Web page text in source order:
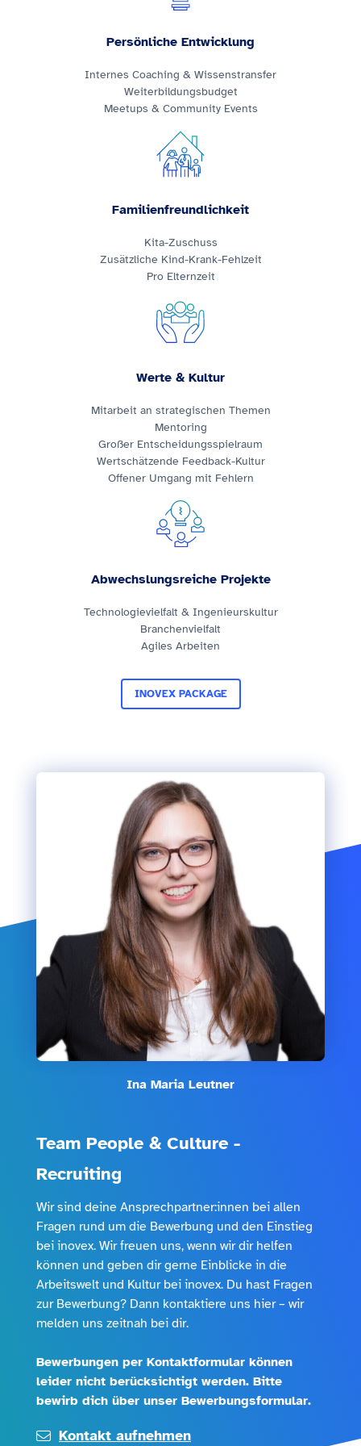
Persönliche Entwicklung
Internes Coaching & Wissenstransfer
Weiterbildungsbudget
Meetups & Community Events
Familienfreundlichkeit
Kita-Zuschuss
Zusätzliche Kind-Krank-Fehlzeit
Pro Elternzeit
Werte & Kultur
Mitarbeit an strategischen Themen
Mentoring
Großer Entscheidungsspielraum
Wertschätzende Feedback-Kultur
Offener Umgang mit Fehlern
Abwechslungsreiche Projekte
Technologievielfalt & Ingenieurskultur
Branchenvielfalt
Agiles Arbeiten
INOVEX PACKAGE
Kim Hindenlang
Teresa James
Ina Maria Leutner
Pia Vinzenz
Janina Krischker
Team People & Culture -
Recruiting
Wir sind deine Ansprechpartner:innen bei allen
Fragen rund um die Bewerbung und den Einstieg
bei inovex. Wir freuen uns, wenn wir dir helfen
können und geben dir gerne Einblicke in die
Arbeitswelt und Kultur bei inovex. Du hast Fragen
zur Bewerbung? Dann kontaktiere uns hier – wir
melden uns zeitnah bei dir.
Bewerbungen per Kontaktformular können
leider nicht berücksichtigt werden. Bitte
bewirb dich über unser Bewerbungsformular.
Kontakt aufnehmen
Telefonnummer (optional)
Nachricht
Daten, die über das Kontaktformular erhoben werden,
gemäß der Datenschutzhinweisezum Zweck der
Kontaktaufnahme verarbeitet.